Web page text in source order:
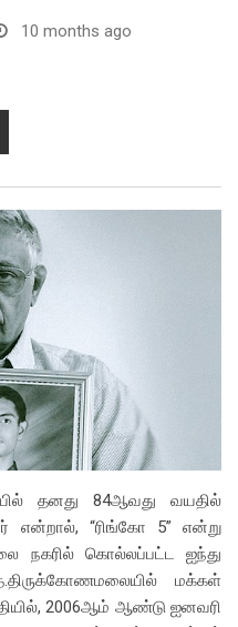
10 months ago
தனது 84ஆவது வயதில்
என்றால், “ரிங்கோ 5” என்று
நகரில் கொல்லப்பட்ட ஐந்து
மக்கள்
2006ஆம் ஆண்டு ஐனவரி